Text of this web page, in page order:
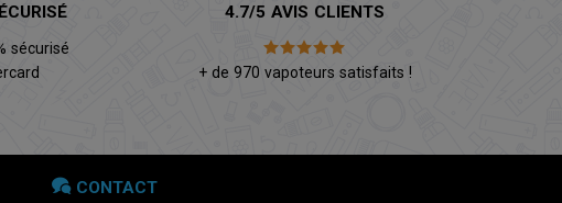
sécurisé
4.7/5 AVIS CLIENTS
+ de 970 vapoteurs satisfaits !
CONTACT